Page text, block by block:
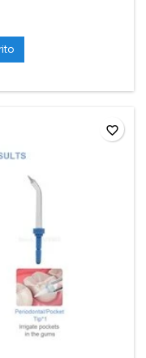
favorite_border